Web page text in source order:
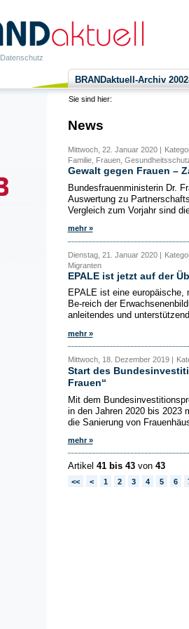
Datenschutz
BRANDaktuell-Archiv
Sie sind hier:
News
Mittwoch, 22. Januar 2020 |
Familie, Frauen,
Gewalt gegen Frauen –
Bundesfrauenministerin Dr.
Auswertung zu
Vergleich zum Vorjahr sind
mehr »
Dienstag, 21. Januar 2020 |
Migranten
EPALE ist jetzt auf der
EPALE ist eine
Be-reich der
anleitendes und
mehr »
Mittwoch, 18. Dezember 2019 |
Start des
Frauen“
Mit dem
in den Jahren 2020 bis 2023
die Sanierung von
mehr »
Artikel 41 bis 43von 43
<< < 1 2 3 4 5 6